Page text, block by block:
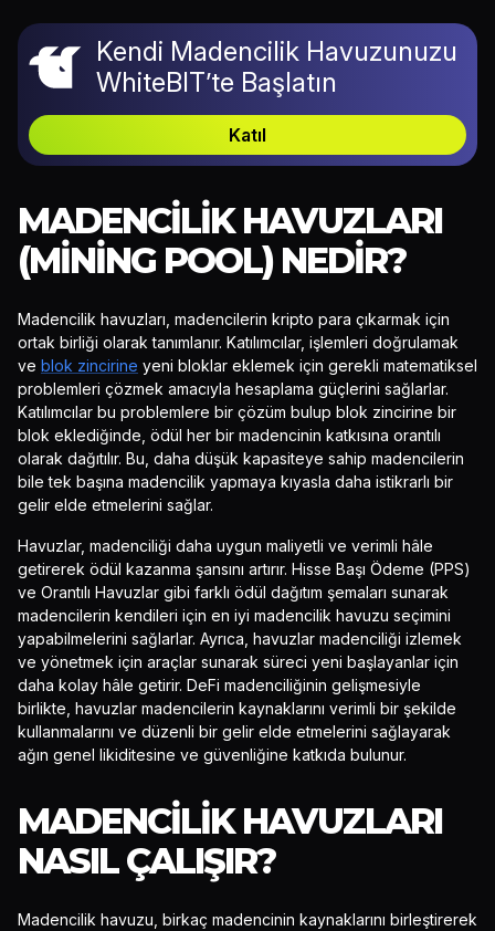
Kendi Madencilik Havuzunuzu
WhiteBIT’te Başlatın
Katıl
MADENCILIK HAVUZLARI
(MINING POOL) NEDIR?
Madencilik havuzları, madencilerin kripto para çıkarmak için
ortak birliği olarak tanımlanır. Katılımcılar, işlemleri doğrulamak
ve blok zincirine yeni bloklar eklemek için gerekli matematiksel
problemleri çözmek amacıyla hesaplama güçlerini sağlarlar.
Katılımcılar bu problemlere bir çözüm bulup blok zincirine bir
blok eklediğinde, ödül her bir madencinin katkısına orantılı
olarak dağıtılır. Bu, daha düşük kapasiteye sahip madencilerin
bile tek başına madencilik yapmaya kıyasla daha istikrarlı bir
gelir elde etmelerini sağlar.
Havuzlar, madenciliği daha uygun maliyetli ve verimli hâle
getirerek ödül kazanma şansını artırır. Hisse Başı Ödeme (PPS)
ve Orantılı Havuzlar gibi farklı ödül dağıtım şemaları sunarak
madencilerin kendileri için en iyi madencilik havuzu seçimini
yapabilmelerini sağlarlar. Ayrıca, havuzlar madenciliği izlemek
ve yönetmek için araçlar sunarak süreci yeni başlayanlar için
daha kolay hâle getirir. DeFi madenciliğinin gelişmesiyle
birlikte, havuzlar madencilerin kaynaklarını verimli bir şekilde
kullanmalarını ve düzenli bir gelir elde etmelerini sağlayarak
ağın genel likiditesine ve güvenliğine katkıda bulunur.
MADENCILIK HAVUZLARI
NASIL ÇALIŞIR?
Madencilik havuzu, birkaç madencinin kaynaklarını birleştirerek